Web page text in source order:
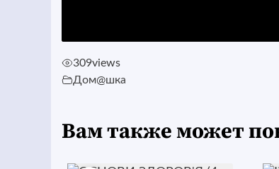
309views
Дом@шка
Вам также может